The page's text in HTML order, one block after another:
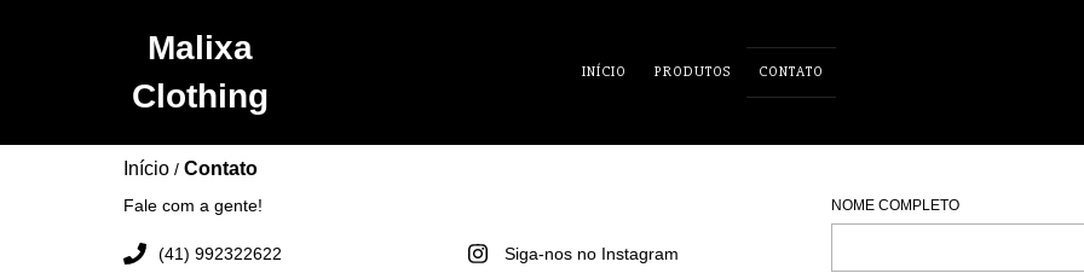
Malixa
Clothing
INÍCIO PRODUTOS CONTATO
Início / Contato
Fale com a gente!
(41) 992322622
Siga-nos no Instagram
NOME COMPLETO